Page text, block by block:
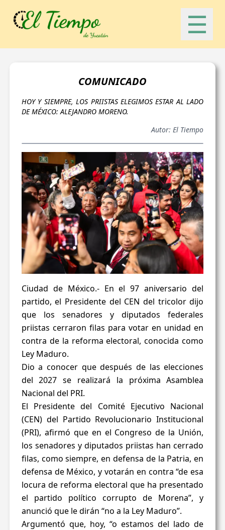
☰
COMUNICADO
HOY Y SIEMPRE, LOS PRIISTAS ELEGIMOS ESTAR AL LADO
DE MÉXICO: ALEJANDRO MORENO.
Autor: El Tiempo
Ciudad de México.- En el 97 aniversario del
partido, el Presidente del CEN del tricolor dijo
que los senadores y diputados federales
priistas cerraron filas para votar en unidad en
contra de la reforma electoral, conocida como
Ley Maduro.
Dio a conocer que después de las elecciones
del 2027 se realizará la próxima Asamblea
Nacional del PRI.
El Presidente del Comité Ejecutivo Nacional
(CEN) del Partido Revolucionario Institucional
(PRI), afirmó que en el Congreso de la Unión,
los senadores y diputados priistas han cerrado
filas, como siempre, en defensa de la Patria, en
defensa de México, y votarán en contra “de esa
locura de reforma electoral que ha presentado
el partido político corrupto de Morena”, y
anunció que le dirán “no a la Ley Maduro”.
Argumentó que, hoy, “o estamos del lado de